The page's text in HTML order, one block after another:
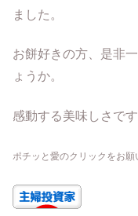
ました。
お餅好きの方、是非
ょうか。
感動する美味しさで
ポチッと愛のクリックをお願